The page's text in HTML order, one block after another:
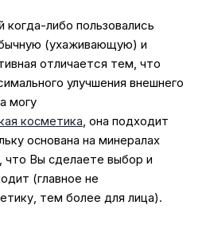
либо пользовались
(ухаживающую) и
отличается тем, что
улучшения внешнего
могу
косметика, она подходит
основана на минералах
Вы сделаете выбор и
(главное не
тем более для лица).